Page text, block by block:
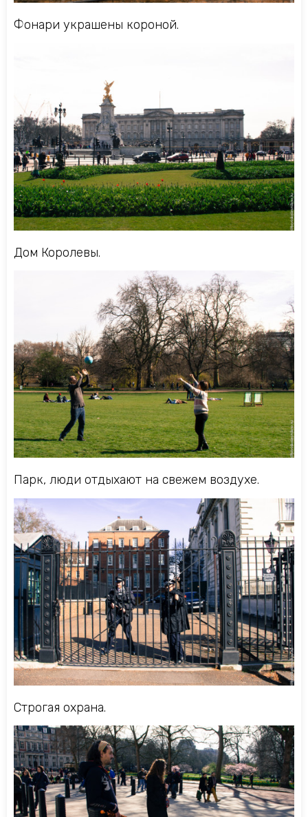
Фонари украшены короной.
Дом Королевы.
Парк, люди отдыхают на свежем воздухе.
Строгая охрана.